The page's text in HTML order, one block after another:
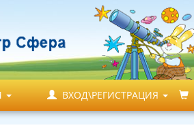
ВХОД\РЕГИСТРАЦИЯ